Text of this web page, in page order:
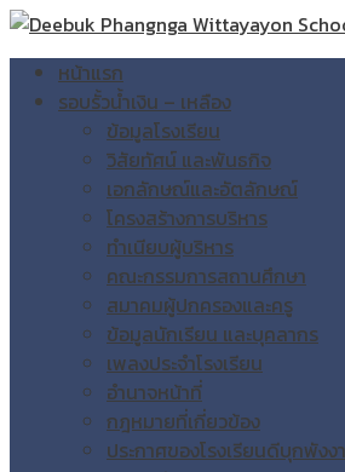
หน้าแรก
รอบรั้วน้ำเงิน – เหลือง
ข้อมูลโรงเรียน
วิสัยทัศน์ และพันธกิจ
เอกลักษณ์และอัตลักษณ์
โครงสร้างการบริหาร
ทำเนียบผู้บริหาร
คณะกรรมการสถานศึกษา
สมาคมผู้ปกครองและครู
ข้อมูลนักเรียน และบุคลากร
เพลงประจำโรงเรียน
อำนาจหน้าที่
กฎหมายที่เกี่ยวข้อง
ประกาศของโรงเรียนดีบุกพังง